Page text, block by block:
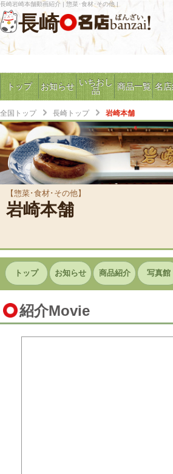
長崎岩崎本舗動画紹介 | 惣菜･食材･その他 |
長崎
トップ お知らせ いちおし
品
商品一覧 名
全国トップ 長崎トップ 岩崎本舗
【惣菜･食材･その他】
岩崎本舗
トップ お知らせ 商品紹介 写真館
紹介Movie